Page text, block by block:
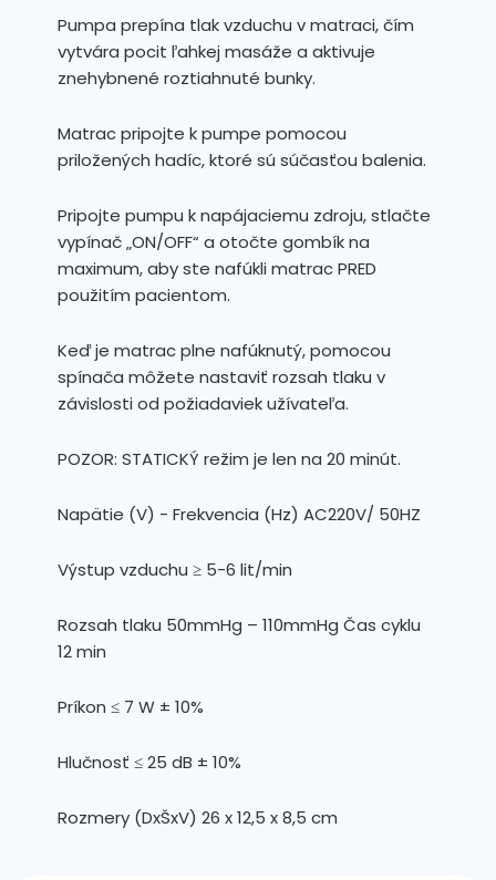
Pumpa prepína tlak vzduchu v matraci, čím
vytvára pocit ľahkej masáže a aktivuje
znehybnené roztiahnuté bunky.
Matrac pripojte k pumpe pomocou
priložených hadíc, ktoré sú súčasťou balenia.
Pripojte pumpu k napájaciemu zdroju, stlačte
vypínač „ON/OFF“ a otočte gombík na
maximum, aby ste nafúkli matrac PRED
použitím pacientom.
Keď je matrac plne nafúknutý, pomocou
spínača môžete nastaviť rozsah tlaku v
závislosti od požiadaviek užívateľa.
POZOR: STATICKÝ režim je len na 20 minút.
Napätie (V) - Frekvencia (Hz) AC220V/ 50HZ
Výstup vzduchu ≥ 5-6 lit/min
Rozsah tlaku 50mmHg – 110mmHg Čas cyklu
12 min
Príkon ≤ 7 W ± 10%
Hlučnosť ≤ 25 dB ± 10%
Rozmery (DxŠxV) 26 x 12,5 x 8,5 cm